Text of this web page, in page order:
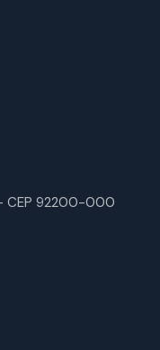
CEP 92200-000